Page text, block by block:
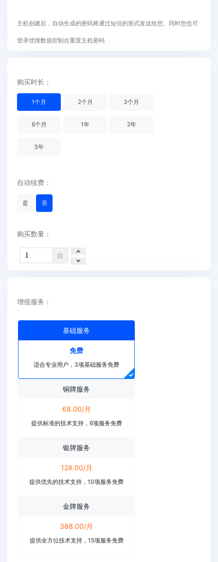
主机创建后，自动生成的密码将通过短信的形式发送给您。同时您也可
登录优维数据控制台重置主机密码
购买时长：
1个月 2个月 3个月
6个月 1年 2年
3年
自动续费：
是 否
购买数量：
台
增值服务：
基础服务
免费
适合专业用户，3项基础服务免费
铜牌服务
68.00/月
提供标准的技术支持，6项服务免费
银牌服务
128.00/月
提供优先的技术支持，10项服务免费
金牌服务
388.00/月
提供全方位技术支持，15项服务免费